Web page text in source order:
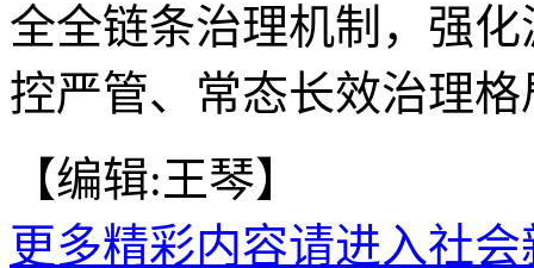
全全链条治理机制，强
控严管、常态长效治理
【编辑:王琴】
更多精彩内容请进入社会